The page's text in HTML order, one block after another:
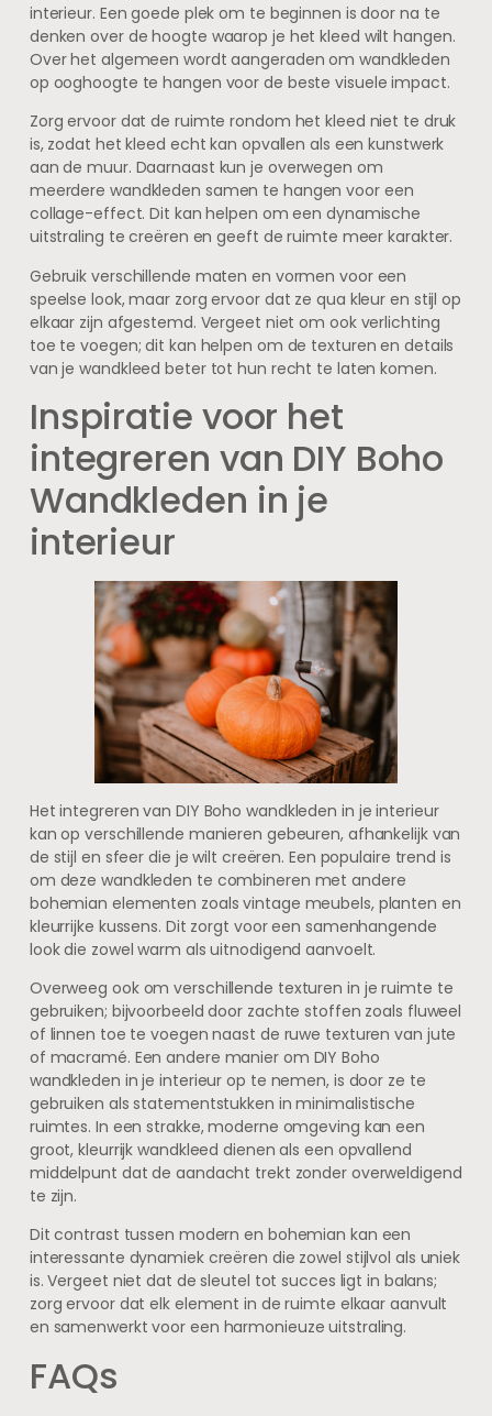
interieur. Een goede plek om te beginnen is door na te
denken over de hoogte waarop je het kleed wilt hangen.
Over het algemeen wordt aangeraden om wandkleden
op ooghoogte te hangen voor de beste visuele impact.
Zorg ervoor dat de ruimte rondom het kleed niet te druk
is, zodat het kleed echt kan opvallen als een kunstwerk
aan de muur. Daarnaast kun je overwegen om
meerdere wandkleden samen te hangen voor een
collage-effect. Dit kan helpen om een dynamische
uitstraling te creëren en geeft de ruimte meer karakter.
Gebruik verschillende maten en vormen voor een
speelse look, maar zorg ervoor dat ze qua kleur en stijl op
elkaar zijn afgestemd. Vergeet niet om ook verlichting
toe te voegen; dit kan helpen om de texturen en details
van je wandkleed beter tot hun recht te laten komen.
Inspiratie voor het
integreren van DIY Boho
Wandkleden in je
interieur
Het integreren van DIY Boho wandkleden in je interieur
kan op verschillende manieren gebeuren, afhankelijk van
de stijl en sfeer die je wilt creëren. Een populaire trend is
om deze wandkleden te combineren met andere
bohemian elementen zoals vintage meubels, planten en
kleurrijke kussens. Dit zorgt voor een samenhangende
look die zowel warm als uitnodigend aanvoelt.
Overweeg ook om verschillende texturen in je ruimte te
gebruiken; bijvoorbeeld door zachte stoffen zoals fluweel
of linnen toe te voegen naast de ruwe texturen van jute
of macramé. Een andere manier om DIY Boho
wandkleden in je interieur op te nemen, is door ze te
gebruiken als statementstukken in minimalistische
ruimtes. In een strakke, moderne omgeving kan een
groot, kleurrijk wandkleed dienen als een opvallend
middelpunt dat de aandacht trekt zonder overweldigend
te zijn.
Dit contrast tussen modern en bohemian kan een
interessante dynamiek creëren die zowel stijlvol als uniek
is. Vergeet niet dat de sleutel tot succes ligt in balans;
zorg ervoor dat elk element in de ruimte elkaar aanvult
en samenwerkt voor een harmonieuze uitstraling.
FAQs